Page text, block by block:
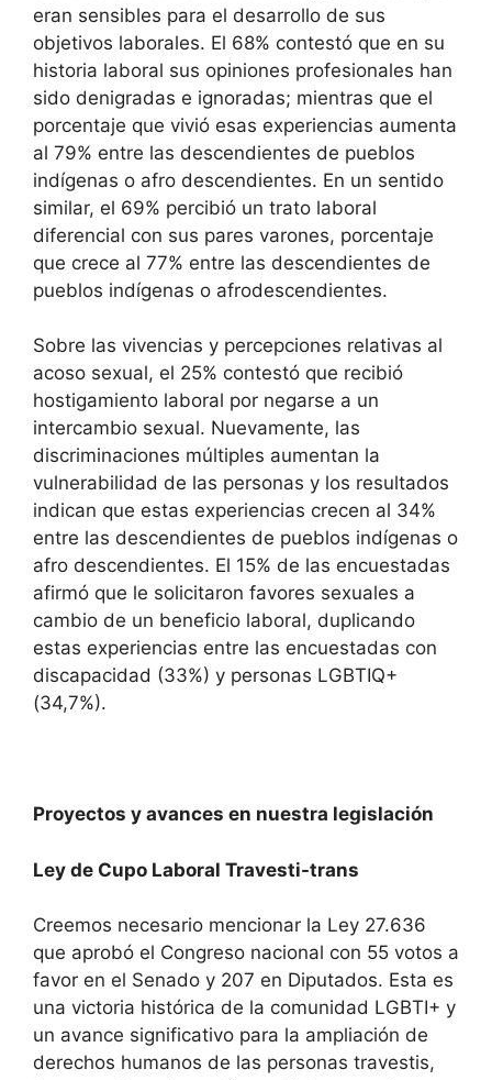
eran sensibles para el desarrollo de sus
objetivos laborales. El 68% contestó que en su
historia laboral sus opiniones profesionales han
sido denigradas e ignoradas; mientras que el
porcentaje que vivió esas experiencias aumenta
al 79% entre las descendientes de pueblos
indígenas o afro descendientes. En un sentido
similar, el 69% percibió un trato laboral
diferencial con sus pares varones, porcentaje
que crece al 77% entre las descendientes de
pueblos indígenas o afrodescendientes.
Sobre las vivencias y percepciones relativas al
acoso sexual, el 25% contestó que recibió
hostigamiento laboral por negarse a un
intercambio sexual. Nuevamente, las
discriminaciones múltiples aumentan la
vulnerabilidad de las personas y los resultados
indican que estas experiencias crecen al 34%
entre las descendientes de pueblos indígenas o
afro descendientes. El 15% de las encuestadas
afirmó que le solicitaron favores sexuales a
cambio de un beneficio laboral, duplicando
estas experiencias entre las encuestadas con
discapacidad (33%) y personas LGBTIQ+
(34,7%).
Proyectos y avances en nuestra legislación
Ley de Cupo Laboral Travesti-trans
Creemos necesario mencionar la Ley 27.636
que aprobó el Congreso nacional con 55 votos a
favor en el Senado y 207 en Diputados. Esta es
una victoria histórica de la comunidad LGBTI+ y
un avance significativo para la ampliación de
derechos humanos de las personas travestis,